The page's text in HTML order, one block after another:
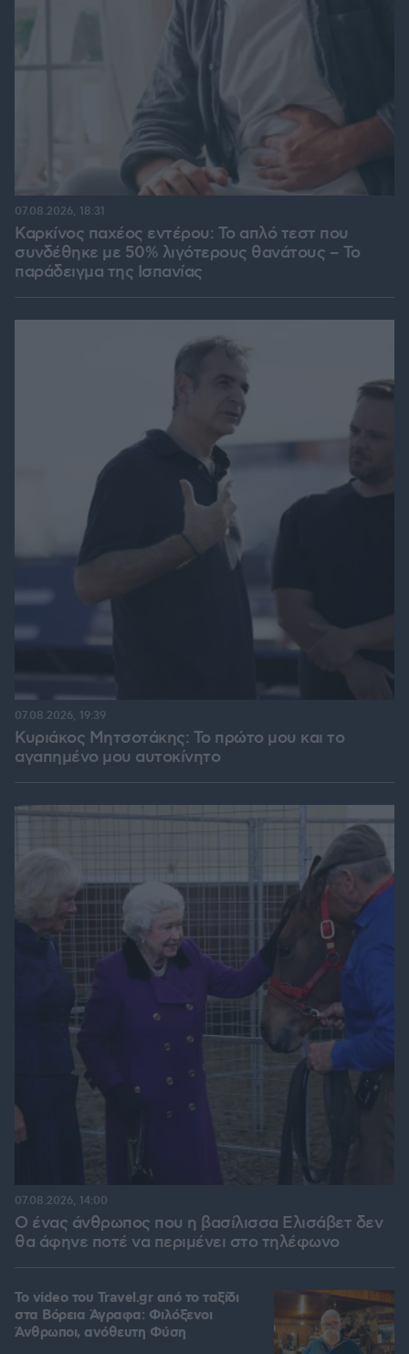
Καρκίνος παχέος εντέρου: Το απλό τεστ που
συνδέθηκε με 50% λιγότερους θανάτους – Το
παράδειγμα της Ισπανίας
07.08.2026, 18:31
Κυριάκος Μητσοτάκης: Το πρώτο μου και το
αγαπημένο μου αυτοκίνητο
07.08.2026, 19:39
Ο ένας άνθρωπος που η βασίλισσα Ελισάβετ δεν
θα άφηνε ποτέ να περιμένει στο τηλέφωνο
07.08.2026, 14:00
To video του Travel.gr από το ταξίδι
στα Βόρεια Άγραφα: Φιλόξενοι
Άνθρωποι, ανόθευτη Φύση